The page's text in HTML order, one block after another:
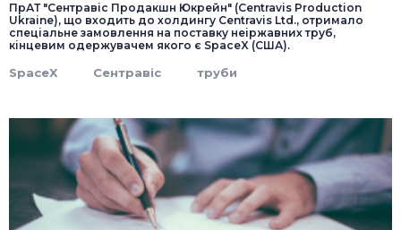
ПрАТ "Сентравіс Продакшн Юкрейн" (Centravis Production
Ukraine), що входить до холдингу Centravis Ltd., отримало
спеціальне замовлення на поставку неіржавних труб,
кінцевим одержувачем якого є SpaceX (США).
SpaceX Сентравіс труби